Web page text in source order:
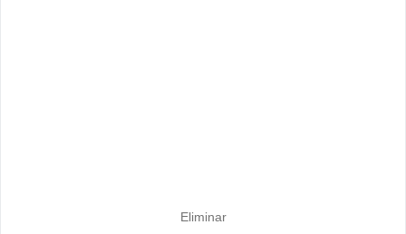
Eliminar